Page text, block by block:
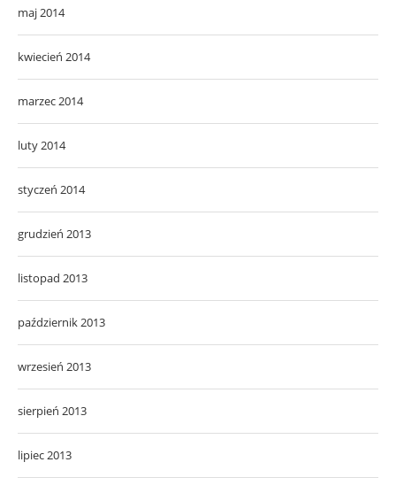
maj 2014
kwiecień 2014
marzec 2014
luty 2014
styczeń 2014
grudzień 2013
listopad 2013
październik 2013
wrzesień 2013
sierpień 2013
lipiec 2013